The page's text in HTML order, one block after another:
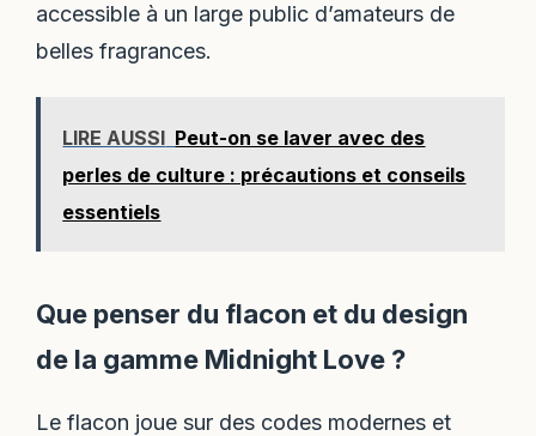
accessible à un large public d’amateurs de
belles fragrances.
LIRE AUSSI Peut-on se laver avec des
perles de culture : précautions et conseils
essentiels
Que penser du flacon et du design
de la gamme Midnight Love ?
Le flacon joue sur des codes modernes et